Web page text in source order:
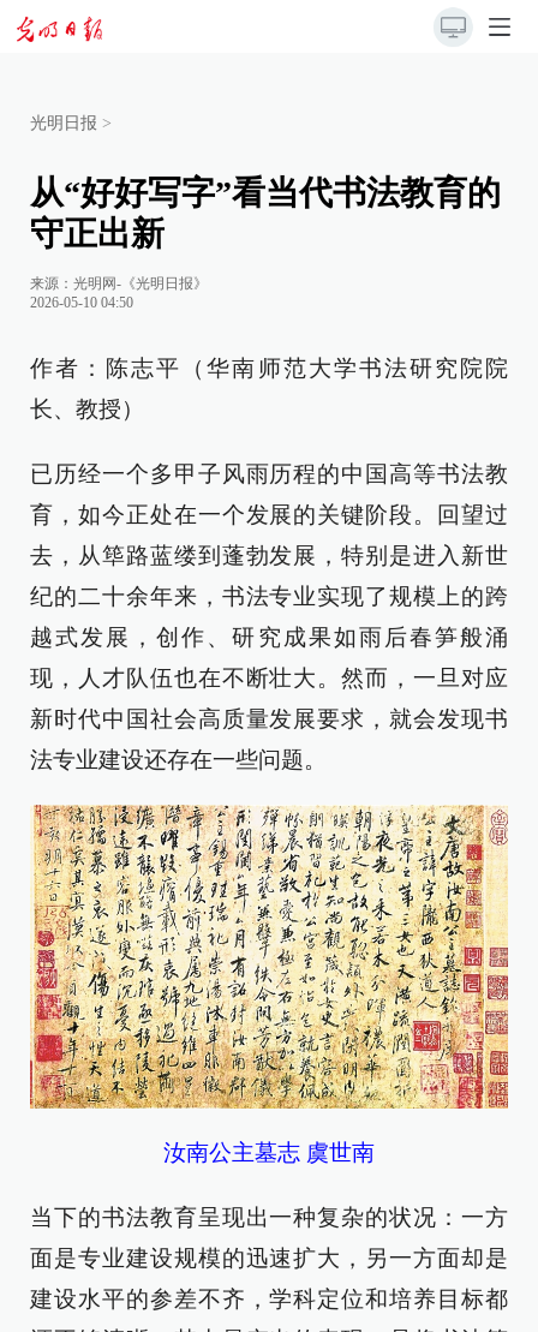
光明日报 >
从“好好写字”看当代书法教育的
守正出新
来源： 光明网-《光明日报》
2026-05-10 04:50
作者：陈志平（华南师范大学书法研究院院
长、教授）
已历经一个多甲子风雨历程的中国高等书法教
育，如今正处在一个发展的关键阶段。回望过
去，从筚路蓝缕到蓬勃发展，特别是进入新世
纪的二十余年来，书法专业实现了规模上的跨
越式发展，创作、研究成果如雨后春笋般涌
现，人才队伍也在不断壮大。然而，一旦对应
新时代中国社会高质量发展要求，就会发现书
法专业建设还存在一些问题。
汝南公主墓志 虞世南
当下的书法教育呈现出一种复杂的状况：一方
面是专业建设规模的迅速扩大，另一方面却是
建设水平的参差不齐，学科定位和培养目标都